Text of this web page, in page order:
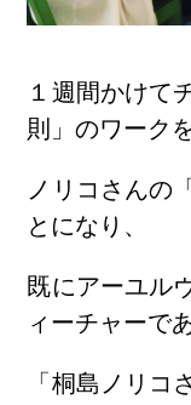
１週間かけて
則」のワーク
ノリコさんの
とになり、
既にアーユル
ィーチャーで
「桐島ノリコ